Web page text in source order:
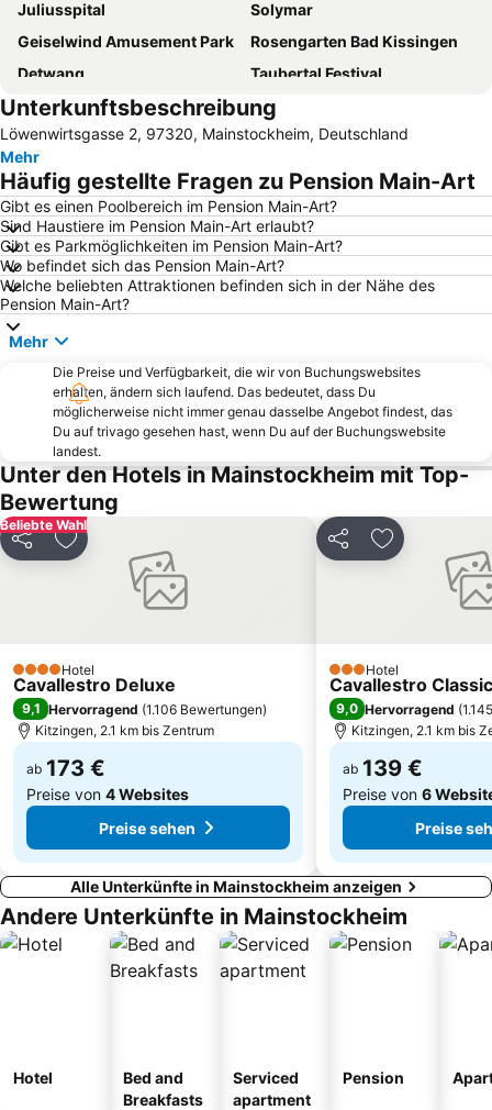
Juliusspital
Solymar
Geiselwind Amusement Park
Rosengarten Bad Kissingen
Detwang
Taubertal Festival
Bad Mergentheim Kurpark
Käthe Wohlfahrt Weihnachtsdorf
Marktplatz
Festung Marienberg
Altstadt Creglingen
Dom St Kilian
Marktplatz
Bad Mergentheim Game Park
Burg Wertheim
Kurpark
Altstadt Lauda-Königshofen
Marienplatz
Fun-Park Würzburg
Veitshöchheim
Kloster Neustadt
Marktplatz
Plönlein
Sonnenschein
Altstadt Tauberbischofsheim
Neumünster
Spielberg
Weißer Turm
Rathaus
Markusturm
Stift Haug
Deutsches Weihnachtsmuseum
Motherwell Park
Unterkunftsbeschreibung
Löwenwirtsgasse 2, 97320, Mainstockheim, Deutschland
Mehr
Häufig gestellte Fragen zu Pension Main-Art
Gibt es einen Poolbereich im Pension Main-Art?
Sind Haustiere im Pension Main-Art erlaubt?
Gibt es Parkmöglichkeiten im Pension Main-Art?
Wo befindet sich das Pension Main-Art?
Welche beliebten Attraktionen befinden sich in der Nähe des
Pension Main-Art?
Mehr
Die Preise und Verfügbarkeit, die wir von Buchungswebsites
erhalten, ändern sich laufend. Das bedeutet, dass Du
möglicherweise nicht immer genau dasselbe Angebot findest, das
Du auf trivago gesehen hast, wenn Du auf der Buchungswebsite
landest.
Unter den Hotels in Mainstockheim mit Top-
Bewertung
Beliebte Wahl
Teilen Zu Favoriten hinzufügen
4 SterneHotel
Cavallestro Deluxe
9,1 Hervorragend (1.106 Bewertungen)
Kitzingen, 2.1 km bis Zentrum
ab 173 €
Preise von 4 Websites
Preise sehen
Teilen Zu Favoriten
3 Sterne
Hotel
Cavallestro Classic
9,0 Hervorragend (
Kitzingen, 2.1 km bis
ab 139 €
Preise von 6
Preise
Alle Unterkünfte in Mainstockheim anzeigen
Andere Unterkünfte in Mainstockheim
Hotel
Bed and
Breakfasts
Serviced
apartment
Pension